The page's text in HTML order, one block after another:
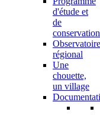
d'étude et
de
conservation
Observatoire
régional
Une
chouette,
un village